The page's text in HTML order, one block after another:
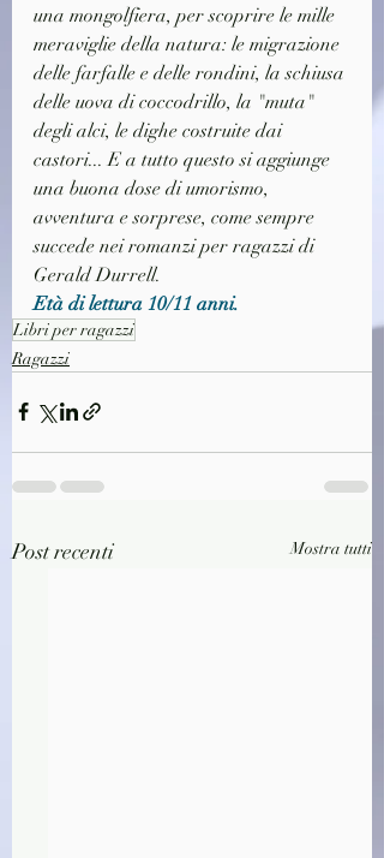
una mongolfiera, per scoprire le mille
meraviglie della natura: le migrazione
delle farfalle e delle rondini, la schiusa
delle uova di coccodrillo, la "muta"
degli alci, le dighe costruite dai
castori... E a tutto questo si aggiunge
una buona dose di umorismo,
avventura e sorprese, come sempre
succede nei romanzi per ragazzi di
Gerald Durrell.
Età di lettura 10/11 anni.
Libri per ragazzi
Ragazzi
Post recenti Mostra tutti